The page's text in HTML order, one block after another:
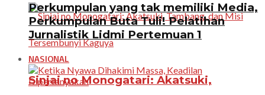
Sinjai no Monogatari: Akatsuki,
Perkumpulan yang tak memiliki Media,
Perkumpulan Buta Tuli! Pelatihan
Jurnalistik Lidmi Pertemuan 1
NASIONAL